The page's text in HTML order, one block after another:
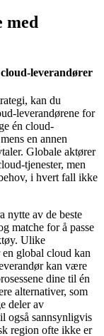
med
leverandører
kan du
leverandørene for
én cloud-
en annen
Globale aktører
tjenester, men
i hvert fall ikke
nytte av de beste
matche for å passe
Ulike
global cloud kan
kan være
dine til én
alternativer, som
deler av
også sannsynligvis
region ofte ikke er